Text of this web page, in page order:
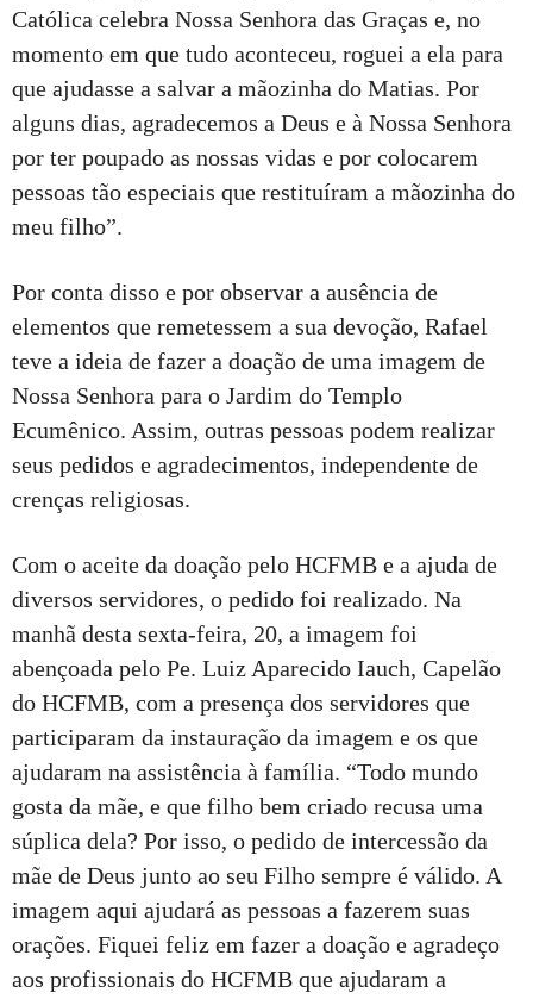
Católica celebra Nossa Senhora das Graças e, no
momento em que tudo aconteceu, roguei a ela para
que ajudasse a salvar a mãozinha do Matias. Por
alguns dias, agradecemos a Deus e à Nossa Senhora
por ter poupado as nossas vidas e por colocarem
pessoas tão especiais que restituíram a mãozinha do
meu filho”.
Por conta disso e por observar a ausência de
elementos que remetessem a sua devoção, Rafael
teve a ideia de fazer a doação de uma imagem de
Nossa Senhora para o Jardim do Templo
Ecumênico. Assim, outras pessoas podem realizar
seus pedidos e agradecimentos, independente de
crenças religiosas.
Com o aceite da doação pelo HCFMB e a ajuda de
diversos servidores, o pedido foi realizado. Na
manhã desta sexta-feira, 20, a imagem foi
abençoada pelo Pe. Luiz Aparecido Iauch, Capelão
do HCFMB, com a presença dos servidores que
participaram da instauração da imagem e os que
ajudaram na assistência à família. “Todo mundo
gosta da mãe, e que filho bem criado recusa uma
súplica dela? Por isso, o pedido de intercessão da
mãe de Deus junto ao seu Filho sempre é válido. A
imagem aqui ajudará as pessoas a fazerem suas
orações. Fiquei feliz em fazer a doação e agradeço
aos profissionais do HCFMB que ajudaram a